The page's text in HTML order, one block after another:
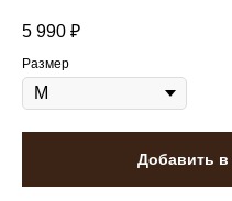
5 990 ₽
Размер
Добавить в